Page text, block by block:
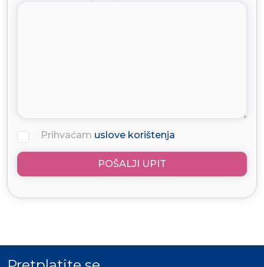
Prihvaćam uslove korištenja
POŠALJI UPIT